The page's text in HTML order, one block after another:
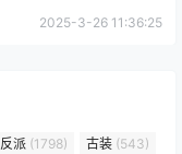
2025-3-26 11:36:25
反派 (1798) 古装 (543)